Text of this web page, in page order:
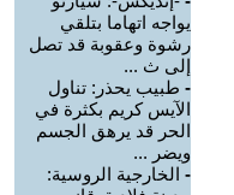
يواجه اتهاما بتلقي
رشوة وعقوبة قد تصل
إلى ث ...
- طبيب يحذر: تناول
الآيس كريم بكثرة في
الحر قد يرهق الجسم
ويضر ...
- الخارجية الروسية: